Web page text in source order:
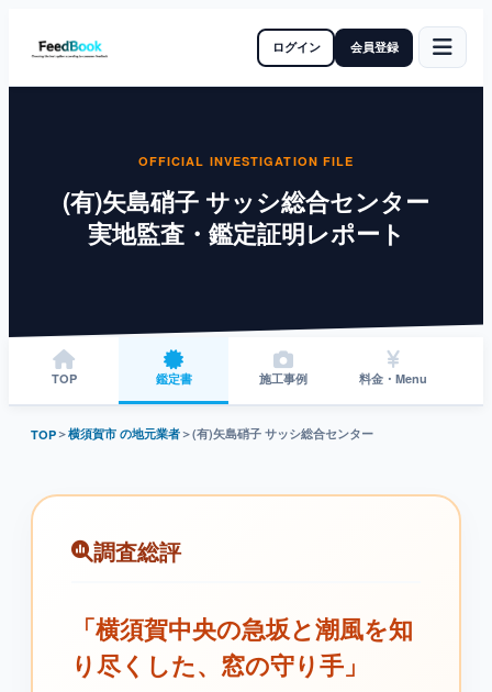
ログイン 会員登録
OFFICIAL INVESTIGATION FILE
(有)矢島硝子 サッシ総合センター
実地監査・鑑定証明レポート
TOP 鑑定書 施工事例 料金・Menu
TOP＞横須賀市 の地元業者＞(有)矢島硝子 サッシ総合センター
調査総評
「横須賀中央の急坂と潮風を知
り尽くした、窓の守り手」